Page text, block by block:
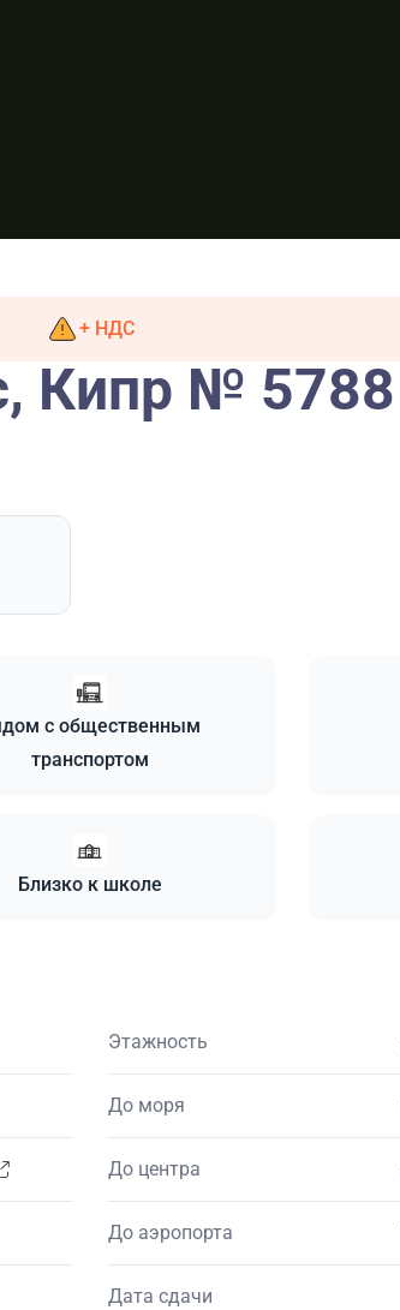
+ НДС
Кипр № 5788
с общественным
транспортом
Близко к школе
Этажность
До моря
До центра
До аэропорта
Дата сдачи